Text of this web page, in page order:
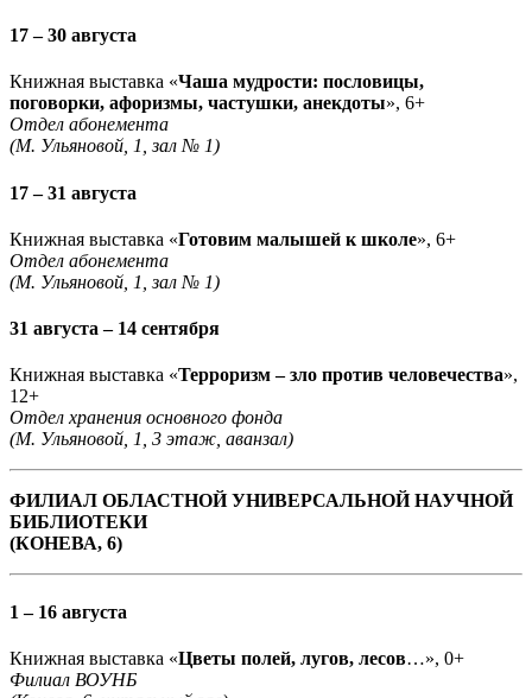
17 – 30 августа
Книжная выставка «Чаша мудрости: пословицы,
поговорки, афоризмы, частушки, анекдоты», 6+
Отдел абонемента
(М. Ульяновой, 1, зал № 1)
17 – 31 августа
Книжная выставка «Готовим малышей к школе», 6+
Отдел абонемента
(М. Ульяновой, 1, зал № 1)
31 августа – 14 сентября
Книжная выставка «Терроризм – зло против человечества»,
12+
Отдел хранения основного фонда
(М. Ульяновой, 1, 3 этаж, аванзал)
ФИЛИАЛ ОБЛАСТНОЙ УНИВЕРСАЛЬНОЙ НАУЧНОЙ
БИБЛИОТЕКИ
(КОНЕВА, 6)
1 – 16 августа
Книжная выставка «Цветы полей, лугов, лесов…», 0+
Филиал ВОУНБ